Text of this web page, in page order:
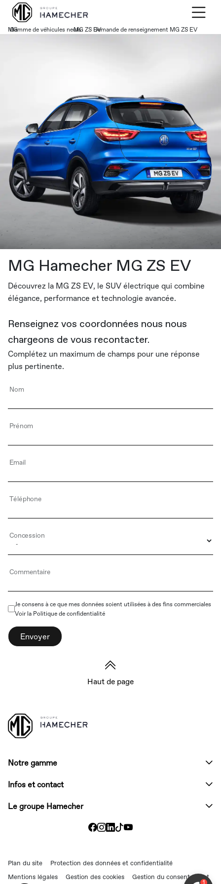
MG
›
Gamme de véhicules neufs
›
MG ZS EV
›
Demande de renseignement MG ZS EV
MG Hamecher MG ZS EV
Découvrez la MG ZS EV, le SUV électrique qui combine
élégance, performance et technologie avancée.
Renseignez vos coordonnées nous nous
chargeons de vous recontacter.
Complétez un maximum de champs pour une réponse
plus pertinente.
Nom
Prénom
Email
Téléphone
Concession
Commentaire
Je consens à ce que mes données soient utilisées à des fins commerciales
Voir la Politique de confidentialité
Envoyer
Haut de page
Notre gamme
Infos et contact
Le groupe Hamecher
Plan du site
Protection des données et confidentialité
Mentions légales
Gestion des cookies Gestion du consentement
1